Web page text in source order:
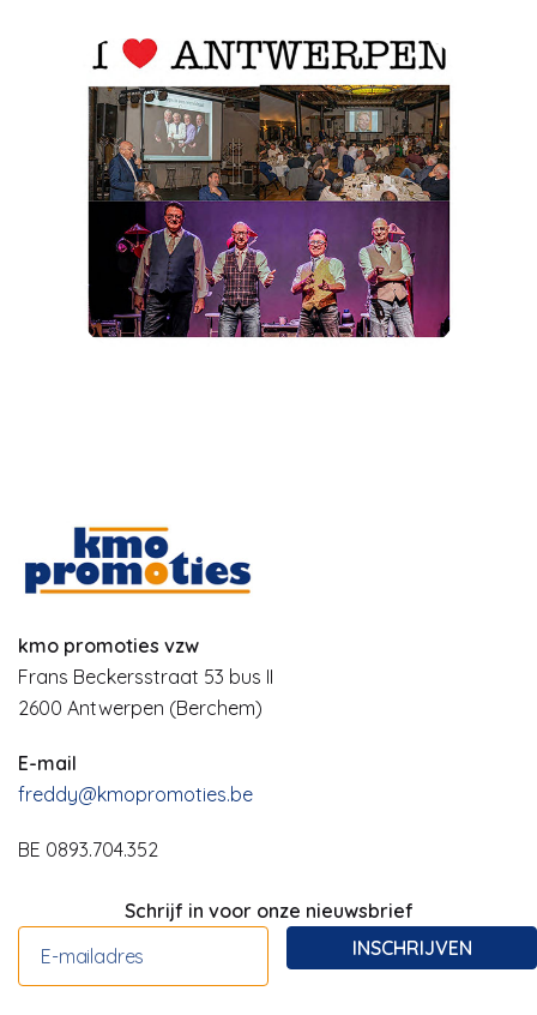
kmo promoties vzw
Frans Beckersstraat 53 bus II
2600 Antwerpen (Berchem)
E-mail
freddy@kmopromoties.be
Schrijf in voor onze nieuwsbrief
INSCHRIJVEN